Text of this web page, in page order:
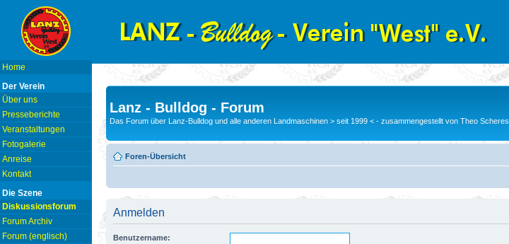
Home
Der Verein
Über uns
Presseberichte
Veranstaltungen
Fotogalerie
Anreise
Kontakt
Die Szene
Diskussionsforum
Forum Archiv
Forum (englisch)
Lanz - Bulldog - Forum
Das Forum über Lanz-Bulldog und alle anderen Landmaschinen > seit 1999 < - zusammengestellt von Theo Scheres
Foren-Übersicht
Anmelden
Benutzername: